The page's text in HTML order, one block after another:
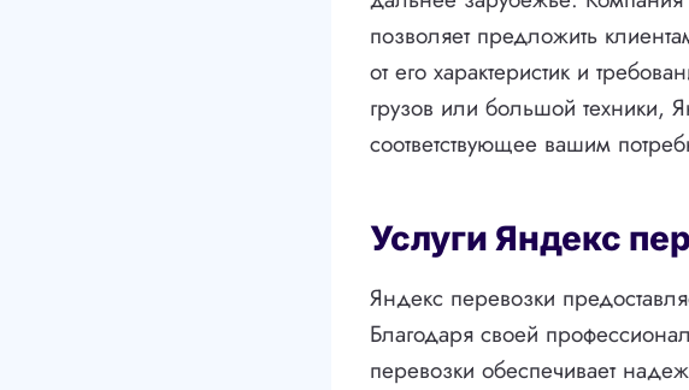
позволяет предложить
от его характеристик и
грузов или большой техники,
соответствующее вашим
Услуги Яндекс
Яндекс перевозки
Благодаря своей
перевозки обеспечивает